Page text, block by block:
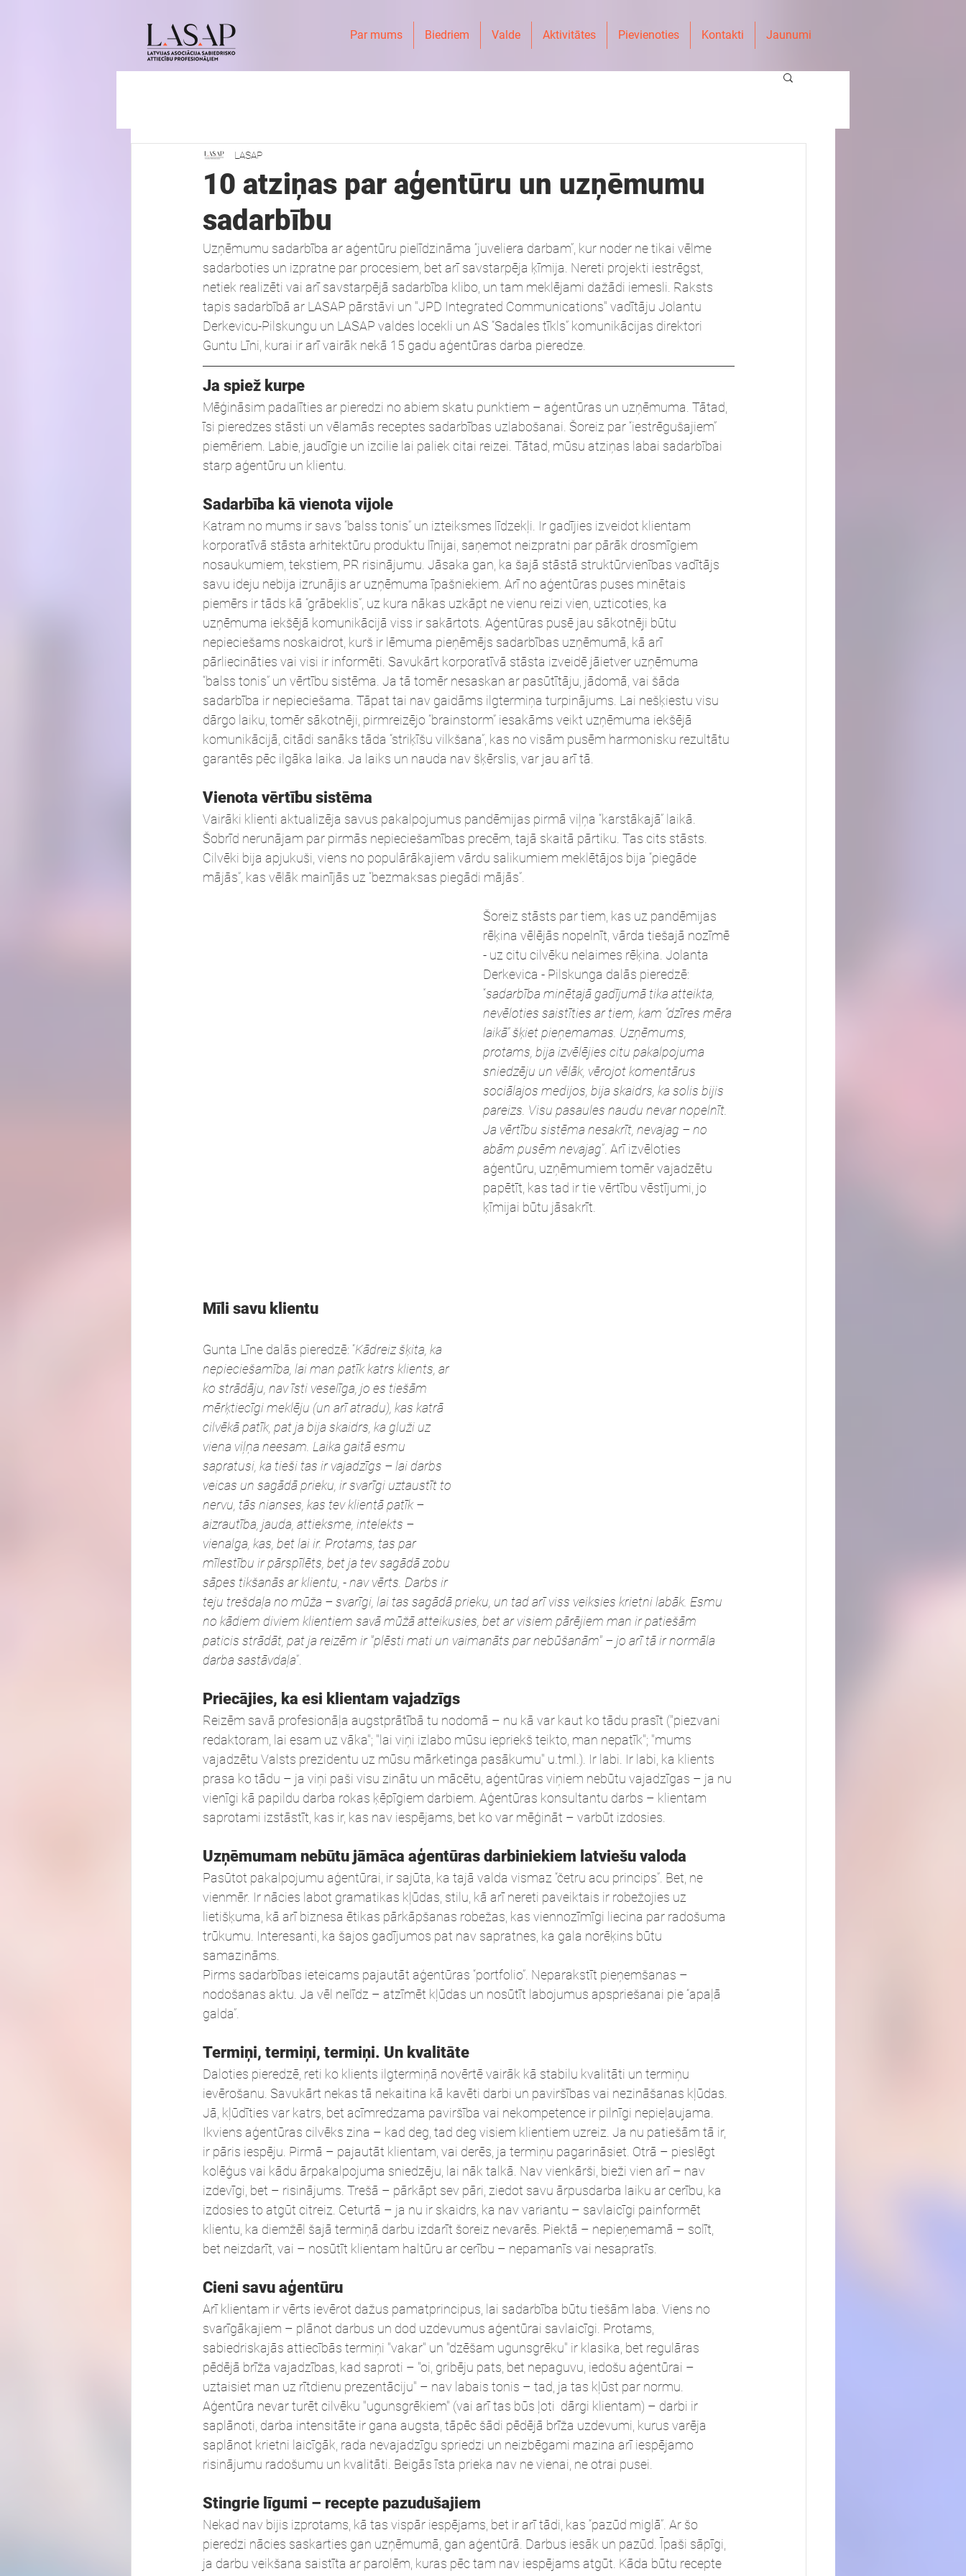
Par mums Biedriem Valde Aktivitātes Pievienoties Kontakti Jaunumi
10 atziņas par aģentūru un uzņēmumu
sadarbību
LASAP
Uzņēmumu sadarbība ar aģentūru pielīdzināma “juveliera darbam”, kur noder ne tikai vēlme
sadarboties un izpratne par procesiem, bet arī savstarpēja ķīmija. Nereti projekti iestrēgst,
netiek realizēti vai arī savstarpējā sadarbība klibo, un tam meklējami dažādi iemesli. Raksts
tapis sadarbībā ar LASAP pārstāvi un "JPD Integrated Communications" vadītāju Jolantu
Derkevicu-Pilskungu un LASAP valdes locekli un AS “Sadales tīkls” komunikācijas direktori
Guntu Līni, kurai ir arī vairāk nekā 15 gadu aģentūras darba pieredze.
Ja spiež kurpe
Mēģināsim padalīties ar pieredzi no abiem skatu punktiem – aģentūras un uzņēmuma. Tātad,
īsi pieredzes stāsti un vēlamās receptes sadarbības uzlabošanai. Šoreiz par “iestrēgušajiem”
piemēriem. Labie, jaudīgie un izcilie lai paliek citai reizei. Tātad, mūsu atziņas labai sadarbībai
starp aģentūru un klientu.
Sadarbība kā vienota vijole
Katram no mums ir savs “balss tonis” un izteiksmes līdzekļi. Ir gadījies izveidot klientam
korporatīvā stāsta arhitektūru produktu līnijai, saņemot neizpratni par pārāk drosmīgiem
nosaukumiem, tekstiem, PR risinājumu. Jāsaka gan, ka šajā stāstā struktūrvienības vadītājs
savu ideju nebija izrunājis ar uzņēmuma īpašniekiem. Arī no aģentūras puses minētais
piemērs ir tāds kā “grābeklis”, uz kura nākas uzkāpt ne vienu reizi vien, uzticoties, ka
uzņēmuma iekšējā komunikācijā viss ir sakārtots. Aģentūras pusē jau sākotnēji būtu
nepieciešams noskaidrot, kurš ir lēmuma pieņēmējs sadarbības uzņēmumā, kā arī
pārliecināties vai visi ir informēti. Savukārt korporatīvā stāsta izveidē jāietver uzņēmuma
“balss tonis” un vērtību sistēma. Ja tā tomēr nesaskan ar pasūtītāju, jādomā, vai šāda
sadarbība ir nepieciešama. Tāpat tai nav gaidāms ilgtermiņa turpinājums. Lai nešķiestu visu
dārgo laiku, tomēr sākotnēji, pirmreizējo “brainstorm” iesakāms veikt uzņēmuma iekšējā
komunikācijā, citādi sanāks tāda “striķīšu vilkšana”, kas no visām pusēm harmonisku rezultātu
garantēs pēc ilgāka laika. Ja laiks un nauda nav šķērslis, var jau arī tā.
Vienota vērtību sistēma
Vairāki klienti aktualizēja savus pakalpojumus pandēmijas pirmā viļņa “karstākajā” laikā.
Šobrīd nerunājam par pirmās nepieciešamības precēm, tajā skaitā pārtiku. Tas cits stāsts.
Cilvēki bija apjukuši, viens no populārākajiem vārdu salikumiem meklētājos bija “piegāde
mājās”, kas vēlāk mainījās uz “bezmaksas piegādi mājās”.
Šoreiz stāsts par tiem, kas uz pandēmijas
rēķina vēlējās nopelnīt, vārda tiešajā nozīmē
- uz citu cilvēku nelaimes rēķina. Jolanta
Derkevica - Pilskunga dalās pieredzē:
“sadarbība minētajā gadījumā tika atteikta,
nevēloties saistīties ar tiem, kam “dzīres mēra
laikā” šķiet pieņemamas. Uzņēmums,
protams, bija izvēlējies citu pakalpojuma
sniedzēju un vēlāk, vērojot komentārus
sociālajos medijos, bija skaidrs, ka solis bijis
pareizs. Visu pasaules naudu nevar nopelnīt.
Ja vērtību sistēma nesakrīt, nevajag – no
abām pusēm nevajag”. Arī izvēloties
aģentūru, uzņēmumiem tomēr vajadzētu
papētīt, kas tad ir tie vērtību vēstījumi, jo
ķīmijai būtu jāsakrīt.
Mīli savu klientu
Gunta Līne dalās pieredzē: “Kādreiz šķita, ka
nepieciešamība, lai man patīk katrs klients, ar
ko strādāju, nav īsti veselīga, jo es tiešām
mērķtiecīgi meklēju (un arī atradu), kas katrā
cilvēkā patīk, pat ja bija skaidrs, ka gluži uz
viena viļņa neesam. Laika gaitā esmu
sapratusi, ka tieši tas ir vajadzīgs – lai darbs
veicas un sagādā prieku, ir svarīgi uztaustīt to
nervu, tās nianses, kas tev klientā patīk –
aizrautība, jauda, attieksme, intelekts –
vienalga, kas, bet lai ir. Protams, tas par
mīlestību ir pārspīlēts, bet ja tev sagādā zobu
sāpes tikšanās ar klientu, - nav vērts. Darbs ir
teju trešdaļa no mūža – svarīgi, lai tas sagādā prieku, un tad arī viss veiksies krietni labāk. Esmu
no kādiem diviem klientiem savā mūžā atteikusies, bet ar visiem pārējiem man ir patiešām
paticis strādāt, pat ja reizēm ir "plēsti mati un vaimanāts par nebūšanām" – jo arī tā ir normāla
darba sastāvdaļa”.
Priecājies, ka esi klientam vajadzīgs
Reizēm savā profesionāļa augstprātībā tu nodomā – nu kā var kaut ko tādu prasīt ("piezvani
redaktoram, lai esam uz vāka"; "lai viņi izlabo mūsu iepriekš teikto, man nepatīk"; "mums
vajadzētu Valsts prezidentu uz mūsu mārketinga pasākumu" u.tml.). Ir labi. Ir labi, ka klients
prasa ko tādu – ja viņi paši visu zinātu un mācētu, aģentūras viņiem nebūtu vajadzīgas – ja nu
vienīgi kā papildu darba rokas ķēpīgiem darbiem. Aģentūras konsultantu darbs – klientam
saprotami izstāstīt, kas ir, kas nav iespējams, bet ko var mēģināt – varbūt izdosies.
Uzņēmumam nebūtu jāmāca aģentūras darbiniekiem latviešu valoda
Pasūtot pakalpojumu aģentūrai, ir sajūta, ka tajā valda vismaz “četru acu princips”. Bet, ne
vienmēr. Ir nācies labot gramatikas kļūdas, stilu, kā arī nereti paveiktais ir robežojies uz
lietišķuma, kā arī biznesa ētikas pārkāpšanas robežas, kas viennozīmīgi liecina par radošuma
trūkumu. Interesanti, ka šajos gadījumos pat nav sapratnes, ka gala norēķins būtu
samazināms.
Pirms sadarbības ieteicams pajautāt aģentūras “portfolio”. Neparakstīt pieņemšanas –
nodošanas aktu. Ja vēl nelīdz – atzīmēt kļūdas un nosūtīt labojumus apspriešanai pie “apaļā
galda”.
Termiņi, termiņi, termiņi. Un kvalitāte
Daloties pieredzē, reti ko klients ilgtermiņā novērtē vairāk kā stabilu kvalitāti un termiņu
ievērošanu. Savukārt nekas tā nekaitina kā kavēti darbi un paviršības vai nezināšanas kļūdas.
Jā, kļūdīties var katrs, bet acīmredzama paviršība vai nekompetence ir pilnīgi nepieļaujama.
Ikviens aģentūras cilvēks zina – kad deg, tad deg visiem klientiem uzreiz. Ja nu patiešām tā ir,
ir pāris iespēju. Pirmā – pajautāt klientam, vai derēs, ja termiņu pagarināsiet. Otrā – pieslēgt
kolēģus vai kādu ārpakalpojuma sniedzēju, lai nāk talkā. Nav vienkārši, bieži vien arī – nav
izdevīgi, bet – risinājums. Trešā – pārkāpt sev pāri, ziedot savu ārpusdarba laiku ar cerību, ka
izdosies to atgūt citreiz. Ceturtā – ja nu ir skaidrs, ka nav variantu – savlaicīgi painformēt
klientu, ka diemžēl šajā termiņā darbu izdarīt šoreiz nevarēs. Piektā – nepieņemamā – solīt,
bet neizdarīt, vai – nosūtīt klientam haltūru ar cerību – nepamanīs vai nesapratīs.
Cieni savu aģentūru
Arī klientam ir vērts ievērot dažus pamatprincipus, lai sadarbība būtu tiešām laba. Viens no
svarīgākajiem – plānot darbus un dod uzdevumus aģentūrai savlaicīgi. Protams,
sabiedriskajās attiecībās termiņi "vakar" un "dzēšam ugunsgrēku" ir klasika, bet regulāras
pēdējā brīža vajadzības, kad saproti – "oi, gribēju pats, bet nepaguvu, iedošu aģentūrai –
uztaisiet man uz rītdienu prezentāciju" – nav labais tonis – tad, ja tas kļūst par normu.
Aģentūra nevar turēt cilvēku "ugunsgrēkiem" (vai arī tas būs ļoti  dārgi klientam) – darbi ir
saplānoti, darba intensitāte ir gana augsta, tāpēc šādi pēdējā brīža uzdevumi, kurus varēja
saplānot krietni laicīgāk, rada nevajadzīgu spriedzi un neizbēgami mazina arī iespējamo
risinājumu radošumu un kvalitāti. Beigās īsta prieka nav ne vienai, ne otrai pusei.
Stingrie līgumi – recepte pazudušajiem
Nekad nav bijis izprotams, kā tas vispār iespējams, bet ir arī tādi, kas “pazūd miglā”. Ar šo
pieredzi nācies saskarties gan uzņēmumā, gan aģentūrā. Darbus iesāk un pazūd. Īpaši sāpīgi,
ja darbu veikšana saistīta ar parolēm, kuras pēc tam nav iespējams atgūt. Kāda būtu recepte